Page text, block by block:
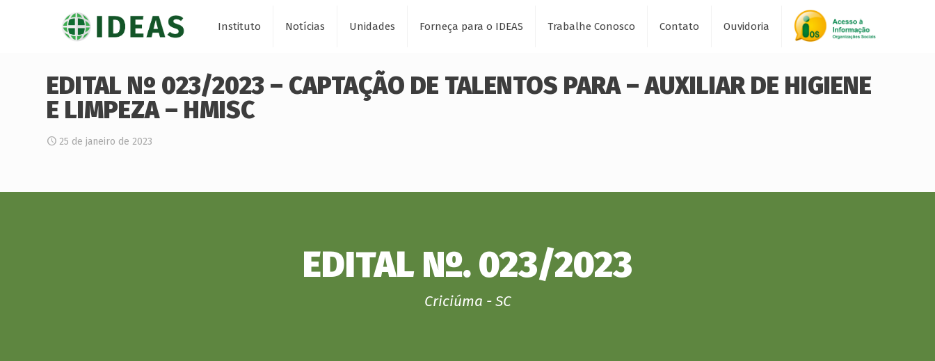
Instituto Notícias Unidades Forneça para o IDEAS Trabalhe Conosco Contato Ouvidoria
EDITAL Nº 023/2023 – CAPTAÇÃO DE TALENTOS PARA – AUXILIAR DE HIGIENE
E LIMPEZA – HMISC
25 de janeiro de 2023
EDITAL Nº. 023/2023
Criciúma - SC